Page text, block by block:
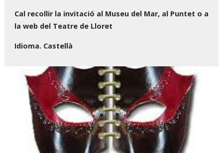
Cal recollir la invitació al Museu del Mar, al Puntet o a
la web del Teatre de Lloret
Idioma. Castellà